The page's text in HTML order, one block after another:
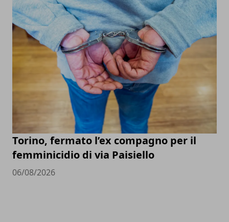
Torino, fermato l’ex compagno per il
femminicidio di via Paisiello
06/08/2026